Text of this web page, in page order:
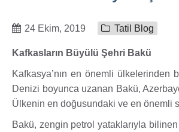
24 Ekim, 2019 Tatil Blog
Kafkasların Büyülü Şehri Bakü
Kafkasya’nın en önemli ülkelerinden
Denizi boyunca uzanan Bakü,
Ülkenin en doğusundaki ve en önemli
Bakü, zengin petrol yataklarıyla